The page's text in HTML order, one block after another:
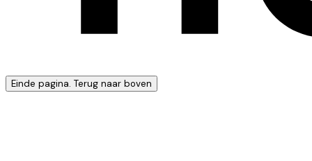
Einde pagina. Terug naar boven